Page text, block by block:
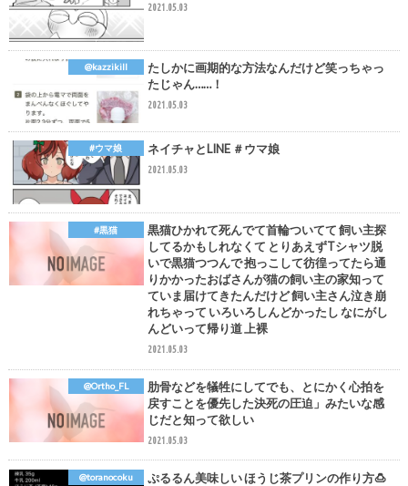
2021.05.03
@kazzikill
たしかに画期的な方法なんだけど笑っちゃっ
たじゃん……！
2021.05.03
#ウマ娘 ネイチャとLINE ＃ウマ娘
2021.05.03
#黒猫
黒猫ひかれて死んでて首輪ついてて 飼い主探
してるかもしれなくて とりあえずTシャツ脱
いで黒猫つつんで 抱っこして彷徨ってたら通
りかかったおばさんが猫の飼い主の家知って
ていま届けてきたんだけど 飼い主さん泣き崩
れちゃって いろいろしんどかったし なにがし
んどいって帰り道 上裸
2021.05.03
@Ortho_FL
肋骨などを犠牲にしてでも、とにかく心拍を
戻すことを優先した決死の圧迫」みたいな感
じだと知って欲しい
2021.05.03
@toranocoku ぷるるん美味しい ほうじ茶プリンの作り方🍮